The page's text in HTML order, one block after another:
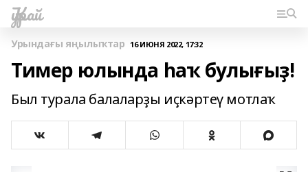
Ҡурай
Урындағы яңылыҡтар 16 ИЮНЯ 2022, 17:32
Тимер юлында һаҡ булығыҙ!
Был турала балаларҙы иҫкәртеү мотлаҡ